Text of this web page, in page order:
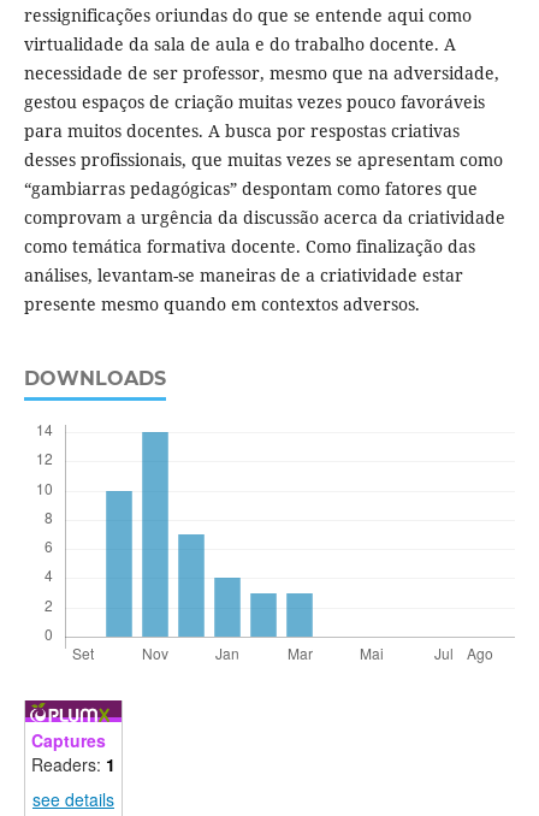
ressignificações oriundas do que se entende aqui como
virtualidade da sala de aula e do trabalho docente. A
necessidade de ser professor, mesmo que na adversidade,
gestou espaços de criação muitas vezes pouco favoráveis
para muitos docentes. A busca por respostas criativas
desses profissionais, que muitas vezes se apresentam como
“gambiarras pedagógicas” despontam como fatores que
comprovam a urgência da discussão acerca da criatividade
como temática formativa docente. Como finalização das
análises, levantam-se maneiras de a criatividade estar
presente mesmo quando em contextos adversos.
DOWNLOADS
Captures
Readers: 1
see details